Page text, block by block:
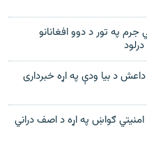
په تور د دوو افغانانو
د بیا ودې په اړه خبرداری
ګواښ په اړه د اصف دراني